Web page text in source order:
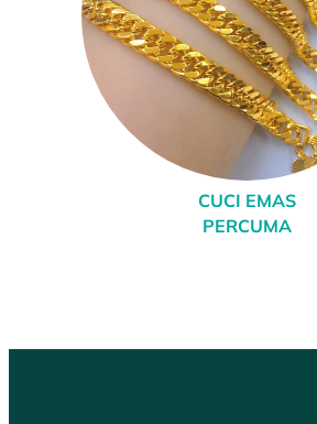
CUCI EMAS
PERCUMA